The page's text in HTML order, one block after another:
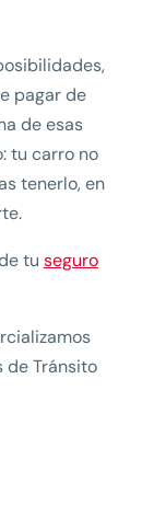
pagar de
de esas
tu carro no
tenerlo, en
tu seguro
de Tránsito